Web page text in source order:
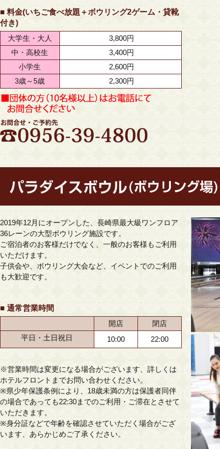
■ 料金(いちご食べ放題＋ボウリング2ゲーム・貸靴
付き)
大学生・大人
3,800円
中・高校生
3,400円
小学生
2,600円
3歳～5歳
2,300円
2019年12月にオープンした、 長崎県最大級ワンフロア
36レーンの大型ボウリング施設です。
ご宿泊者のお客様だけでなく、一般のお客様もご利用
いただけます。
子供会や、ボウリング大会など、イベントでのご利用
も大歓迎です。
■ 通常営業時間
開店
閉店
平日・土日祝日
10:00 22:00
※営業時間は変更になる場合がございます、詳しくは
ホテルフロントまでお問い合わせください。
※県少年保護条例により、18歳未満の方は保護者同伴
の場合であっても22:30までのご利用・ご滞在とさせて
いただきます。
※身分証などで年齢を確認させていただく場合がござ
います、あらかじめご了承ください。